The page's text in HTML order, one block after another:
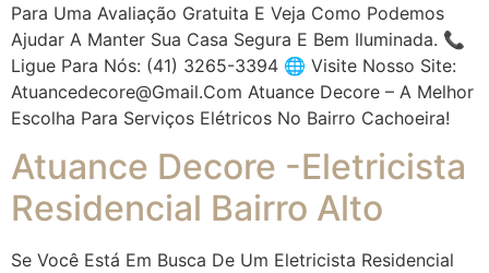
Para Uma Avaliação Gratuita E Veja Como Podemos
Ajudar A Manter Sua Casa Segura E Bem Iluminada. 📞
Ligue Para Nós: (41) 3265-3394 🌐 Visite Nosso Site:
Atuancedecore@gmail.com Atuance Decore – A Melhor
Escolha Para Serviços Elétricos No Bairro Cachoeira!
Atuance Decore -Eletricista
Residencial Bairro Alto
Se Você Está Em Busca De Um Eletricista Residencial